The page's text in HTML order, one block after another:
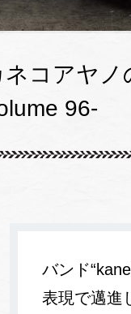
ネコアヤノ
96-
バンド
表現で邁進